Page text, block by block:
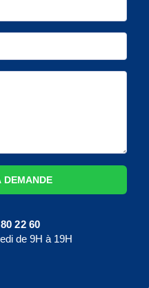
DEMANDE
22 60
de 9H à 19H